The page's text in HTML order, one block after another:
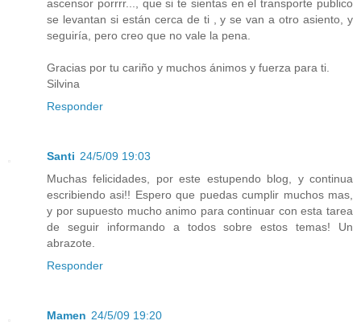
ascensor porrrr..., que si te sientas en el transporte publico
se levantan si están cerca de ti , y se van a otro asiento, y
seguiría, pero creo que no vale la pena.
Gracias por tu cariño y muchos ánimos y fuerza para ti.
Silvina
Responder
Santi 24/5/09 19:03
Muchas felicidades, por este estupendo blog, y continua
escribiendo asi!! Espero que puedas cumplir muchos mas,
y por supuesto mucho animo para continuar con esta tarea
de seguir informando a todos sobre estos temas! Un
abrazote.
Responder
Mamen 24/5/09 19:20